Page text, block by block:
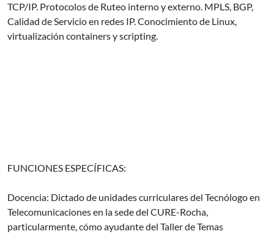
TCP/IP. Protocolos de Ruteo interno y externo. MPLS, BGP,
Calidad de Servicio en redes IP. Conocimiento de Linux,
virtualización containers y scripting.
FUNCIONES ESPECÍFICAS:
Docencia: Dictado de unidades curriculares del Tecnólogo en
Telecomunicaciones en la sede del CURE-Rocha,
particularmente, cómo ayudante del Taller de Temas